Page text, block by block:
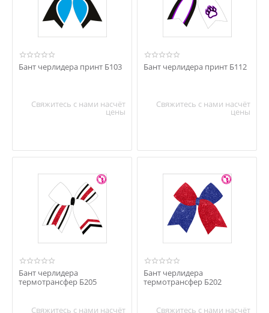
Бант черлидера принт Б103
Свяжитесь с нами насчёт
цены
Бант черлидера принт Б112
Свяжитесь с нами насчёт
цены
Бант черлидера
термотрансфер Б205
Свяжитесь с нами насчёт
Бант черлидера
термотрансфер Б202
Свяжитесь с нами насчёт